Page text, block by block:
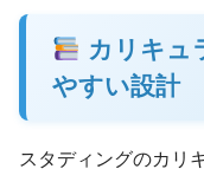
カリキュ
やすい設計
スタディングのカリ